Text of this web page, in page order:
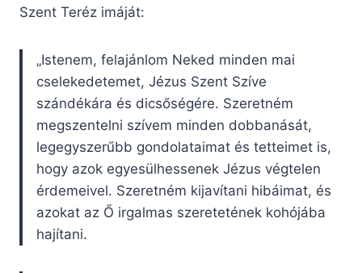
Szent Teréz imáját:
„Istenem, felajánlom Neked minden mai
cselekedetemet, Jézus Szent Szíve
szándékára és dicsőségére. Szeretném
megszentelni szívem minden dobbanását,
legegyszerűbb gondolataimat és tetteimet is,
hogy azok egyesülhessenek Jézus végtelen
érdemeivel. Szeretném kijavítani hibáimat, és
azokat az Ő irgalmas szeretetének kohójába
hajítani.